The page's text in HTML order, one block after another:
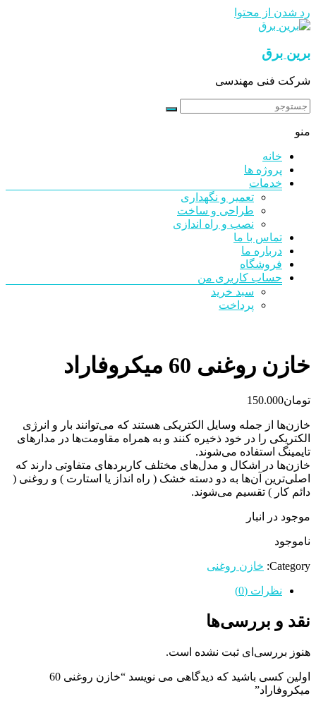
رد شدن از محتوا
برین برق
شرکت فنی مهندسی
منو
خانه
پروژه ها
خدمات
تعمیر و نگهداری
طراحی و ساخت
نصب و راه اندازی
تماس با ما
درباره ما
فروشگاه
حساب کاربری من
سبد خرید
پرداخت
خازن روغنی 60 میکروفاراد
تومان150.000
خازن‌ها از جمله وسایل الکتریکی هستند که می‌توانند بار و انرژی
الکتریکی را در خود ذخیره کنند و به همراه مقاومت‌ها در مدارهای
تایمینگ استفاده می‌شوند.
خازن‌ها در اشکال و مدل‌های مختلف کاربردهای متفاوتی دارند که
اصلی‌ترین آن‌ها به دو دسته خشک ( راه انداز یا استارت ) و روغنی (
دائم کار ) تقسیم می‌شوند.
موجود در انبار
ناموجود
Category: خازن روغنی
نظرات (0)
نقد و بررسی‌ها
هنوز بررسی‌ای ثبت نشده است.
اولین کسی باشید که دیدگاهی می نویسد “خازن روغنی 60
میکروفاراد”